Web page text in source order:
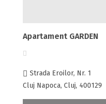
Apartament GARDEN
Strada Eroilor, Nr. 1
Cluj Napoca, Cluj, 400129